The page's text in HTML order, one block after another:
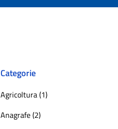
Categorie
Agricoltura (1)
Anagrafe (2)